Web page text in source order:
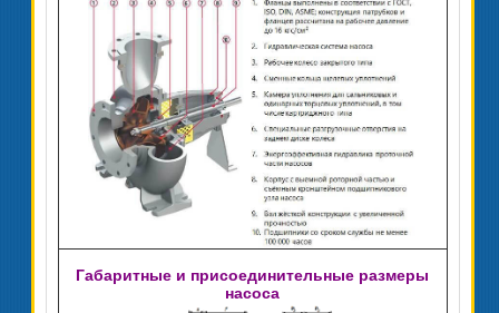
Габаритные и присоединительные размеры
насоса